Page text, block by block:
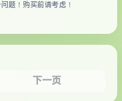
题！购买前请考虑！
下一页